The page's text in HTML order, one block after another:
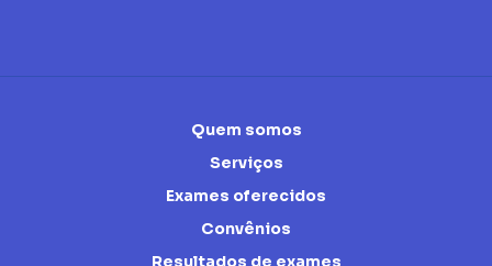
Quem somos
Serviços
Exames oferecidos
Convênios